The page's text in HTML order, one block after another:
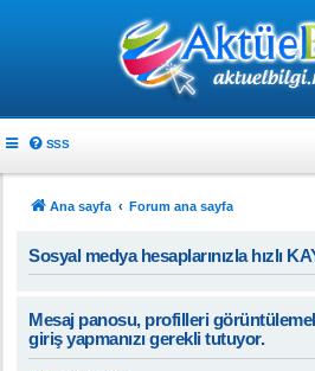
SSS
Ana sayfa Forum ana sayfa
Sosyal medya hesaplarınızla hızlı
Mesaj panosu, profilleri
giriş yapmanızı gerekli tutuyor.